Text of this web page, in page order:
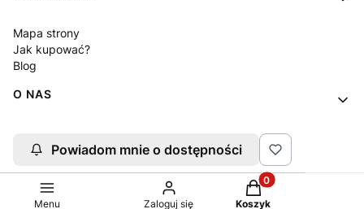
Mapa strony
Jak kupować?
Blog
O NAS
O firmie
Sklep internetowy Shoper.pl
Powiadom mnie o dostępności
Menu Zaloguj się
Produkty w
Koszyk